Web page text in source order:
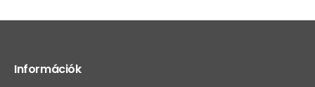
Információk